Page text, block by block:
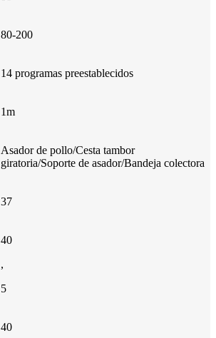
80-200
14 programas preestablecidos
1m
Asador de pollo/Cesta tambor
giratoria/Soporte de asador/Bandeja colectora
37
40
,
5
40